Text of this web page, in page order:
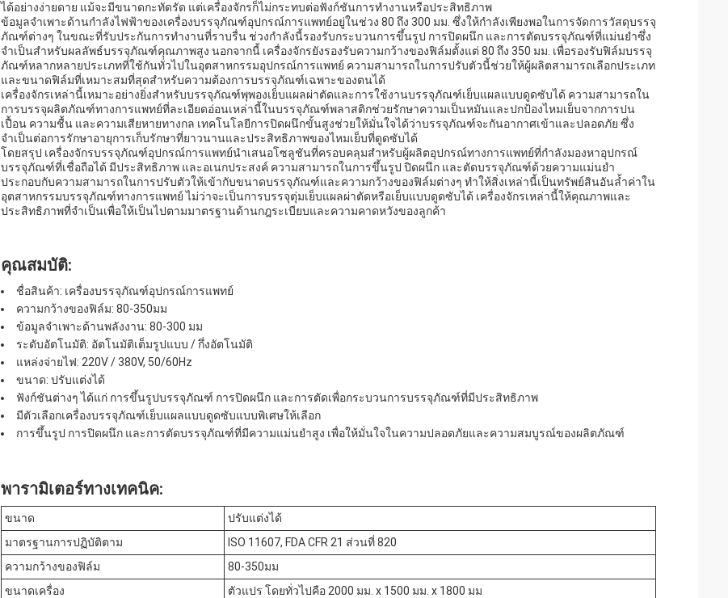
ได้อย่างง่ายดาย แม้จะมีขนาดกะทัดรัด แต่เครื่องจักรก็ไม่กระทบต่อฟังก์ชันการทำงานหรือประสิทธิภาพ
ข้อมูลจำเพาะด้านกำลังไฟฟ้าของเครื่องบรรจุภัณฑ์อุปกรณ์การแพทย์อยู่ในช่วง 80 ถึง 300 มม. ซึ่งให้กำลังเพียงพอในการจัดการวัสดุบรรจุ
ภัณฑ์ต่างๆ ในขณะที่รับประกันการทำงานที่ราบรื่น ช่วงกำลังนี้รองรับกระบวนการขึ้นรูป การปิดผนึก และการตัดบรรจุภัณฑ์ที่แม่นยำซึ่ง
จำเป็นสำหรับผลลัพธ์บรรจุภัณฑ์คุณภาพสูง นอกจากนี้ เครื่องจักรยังรองรับความกว้างของฟิล์มตั้งแต่ 80 ถึง 350 มม. เพื่อรองรับฟิล์มบรรจุ
ภัณฑ์หลากหลายประเภทที่ใช้กันทั่วไปในอุตสาหกรรมอุปกรณ์การแพทย์ ความสามารถในการปรับตัวนี้ช่วยให้ผู้ผลิตสามารถเลือกประเภท
และขนาดฟิล์มที่เหมาะสมที่สุดสำหรับความต้องการบรรจุภัณฑ์เฉพาะของตนได้
เครื่องจักรเหล่านี้เหมาะอย่างยิ่งสำหรับบรรจุภัณฑ์พุพองเย็บแผลผ่าตัดและการใช้งานบรรจุภัณฑ์เย็บแผลแบบดูดซับได้ ความสามารถใน
การบรรจุผลิตภัณฑ์ทางการแพทย์ที่ละเอียดอ่อนเหล่านี้ในบรรจุภัณฑ์พลาสติกช่วยรักษาความเป็นหมันและปกป้องไหมเย็บจากการปน
เปื้อน ความชื้น และความเสียหายทางกล เทคโนโลยีการปิดผนึกขั้นสูงช่วยให้มั่นใจได้ว่าบรรจุภัณฑ์จะกันอากาศเข้าและปลอดภัย ซึ่ง
จำเป็นต่อการรักษาอายุการเก็บรักษาที่ยาวนานและประสิทธิภาพของไหมเย็บที่ดูดซับได้
โดยสรุป เครื่องจักรบรรจุภัณฑ์อุปกรณ์การแพทย์นำเสนอโซลูชันที่ครอบคลุมสำหรับผู้ผลิตอุปกรณ์ทางการแพทย์ที่กำลังมองหาอุปกรณ์
บรรจุภัณฑ์ที่เชื่อถือได้ มีประสิทธิภาพ และอเนกประสงค์ ความสามารถในการขึ้นรูป ปิดผนึก และตัดบรรจุภัณฑ์ด้วยความแม่นยำ
ประกอบกับความสามารถในการปรับตัวให้เข้ากับขนาดบรรจุภัณฑ์และความกว้างของฟิล์มต่างๆ ทำให้สิ่งเหล่านี้เป็นทรัพย์สินอันล้ำค่าใน
อุตสาหกรรมบรรจุภัณฑ์ทางการแพทย์ ไม่ว่าจะเป็นการบรรจุตุ่มเย็บแผลผ่าตัดหรือเย็บแบบดูดซับได้ เครื่องจักรเหล่านี้ให้คุณภาพและ
ประสิทธิภาพที่จำเป็นเพื่อให้เป็นไปตามมาตรฐานด้านกฎระเบียบและความคาดหวังของลูกค้า
คุณสมบัติ:
ชื่อสินค้า: เครื่องบรรจุภัณฑ์อุปกรณ์การแพทย์
ความกว้างของฟิล์ม: 80-350มม
ข้อมูลจำเพาะด้านพลังงาน: 80-300 มม
ระดับอัตโนมัติ: อัตโนมัติเต็มรูปแบบ / กึ่งอัตโนมัติ
แหล่งจ่ายไฟ: 220V / 380V, 50/60Hz
ขนาด: ปรับแต่งได้
ฟังก์ชันต่างๆ ได้แก่ การขึ้นรูปบรรจุภัณฑ์ การปิดผนึก และการตัดเพื่อกระบวนการบรรจุภัณฑ์ที่มีประสิทธิภาพ
มีตัวเลือกเครื่องบรรจุภัณฑ์เย็บแผลแบบดูดซับแบบพิเศษให้เลือก
การขึ้นรูป การปิดผนึก และการตัดบรรจุภัณฑ์ที่มีความแม่นยำสูง เพื่อให้มั่นใจในความปลอดภัยและความสมบูรณ์ของผลิตภัณฑ์
พารามิเตอร์ทางเทคนิค:
ขนาด
ปรับแต่งได้
มาตรฐานการปฏิบัติตาม
ISO 11607, FDA CFR 21 ส่วนที่ 820
ความกว้างของฟิล์ม
80-350มม
ขนาดเครื่อง
ตัวแปร โดยทั่วไปคือ 2000 มม. x 1500 มม. x 1800 มม